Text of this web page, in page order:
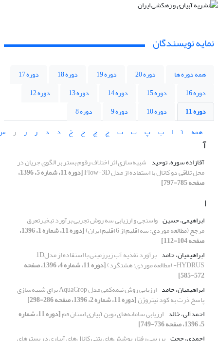
نمایه نویسندگان
همه دوره ها دوره 20 دوره 19 دوره 18
دوره 17
دوره 16
دوره 15 دوره 14 دوره 13
دوره 12
دوره 11
دوره 10 دوره 9
دوره 8
همه
آ ا ب پ ت ث ج چ ح خ د ذ ر ز ژ
آ
آقازاده سوره، توحید شبیه‌سازی اثر اختلاف رقوم بستر بر الگوی جریان در
محل تلاقی دو کانال با استفاده از مدل Flow-3D [دوره 11، شماره 5، 1396،
صفحه 785-797]
ا
ابراهیمی، حسین واسنجی و ارزیابی سه روش تجربی برآورد تبخیرتعرق
مرجع (مطالعه موردی: سه اقلیم از 6 اقلیم ایران) [دوره 11، شماره 1، 1396،
صفحه 104-112]
ابراهیمیان، حامد
برآورد تغذیه آب زیرزمینی با استفاده از مدل1D
HYDRUS- (مطالعه موردی: هشتگرد) [دوره 11، شماره 4، 1396، صفحه
572-585]
ابراهیمیان، حامد
ارزیابی روش نیمه‌کمی مدل AquaCrop برای شبیه‌سازی
پاسخ ذرت به کود نیتروژن[دوره 11، شماره 2، 1396، صفحه 286-298]
احمدآلی، خالد ارزیابی سامانه‌های نوین آبیاری استان قم [دوره 11، شماره
5، 1396، صفحه 736-749]
احمدی، حجت بررسی رفتار پوشش‌های بتنی کانال‌های آبیاری در بسترهای